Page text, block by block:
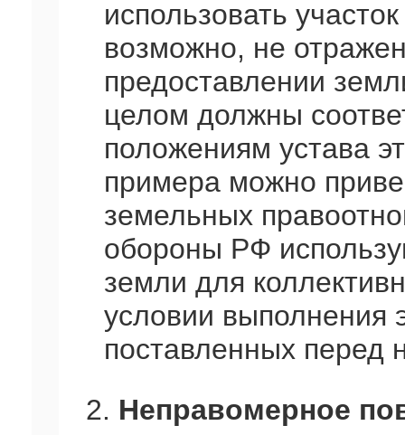
использовать
возможно, не
предоставлении
целом должны
положениям устава
примера можно
земельных
обороны РФ
земли для
условии выполнения
поставленных перед
2. Неправомерное